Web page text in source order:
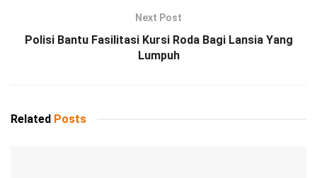
Next Post
Polisi Bantu Fasilitasi Kursi Roda Bagi Lansia Yang
Lumpuh
Related Posts